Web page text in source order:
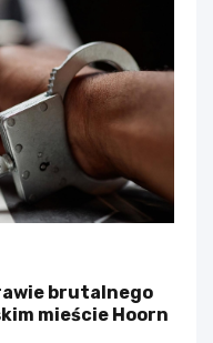
brutalnego
mieście Hoorn